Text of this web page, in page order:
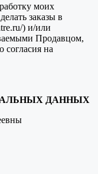
моих
заказы в
) и/или
Продавцом,
согласия на
ДАННЫХ